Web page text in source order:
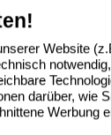
Website
darüber, wie
Werbung
GmbH
Nasenspray